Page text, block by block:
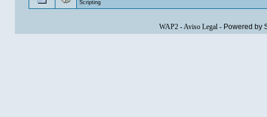
Scripting
WAP2-Aviso Legal- Powered by